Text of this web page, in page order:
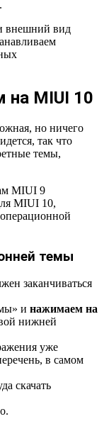
внешний вид
на MIUI 10
но ничего
так что
темы,
MIUI 9
MIUI 10,
темы
заканчиваться
и нажимаем на
нижней
уже
в самом
скачать